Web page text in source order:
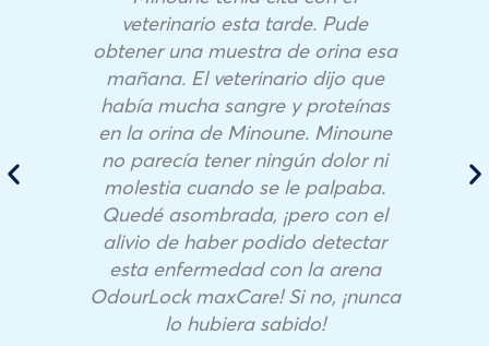
veterinario esta tarde. Pude
obtener una muestra de orina esa
mañana. El veterinario dijo que
había mucha sangre y proteínas
en la orina de Minoune. Minoune
no parecía tener ningún dolor ni
molestia cuando se le palpaba.
Quedé asombrada, ¡pero con el
alivio de haber podido detectar
esta enfermedad con la arena
OdourLock maxCare! Si no, ¡nunca
lo hubiera sabido!